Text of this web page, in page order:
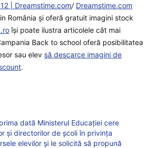
| Dreamstime.com/ Dreamstime.com
România şi oferă gratuit imagini stock
îşi poate ilustra articolele cât mai
Back to school oferă posibilitatea
sau elev să descarce imagini de
.
dată Ministerul Educației cere
și directorilor de școli în privința
elevilor și le solicită să propună